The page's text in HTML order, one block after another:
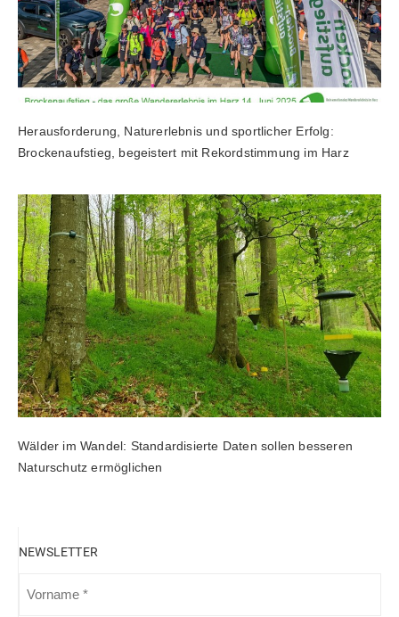
Herausforderung, Naturerlebnis und sportlicher Erfolg:
Brockenaufstieg, begeistert mit Rekordstimmung im Harz
Wälder im Wandel: Standardisierte Daten sollen besseren
Naturschutz ermöglichen
NEWSLETTER